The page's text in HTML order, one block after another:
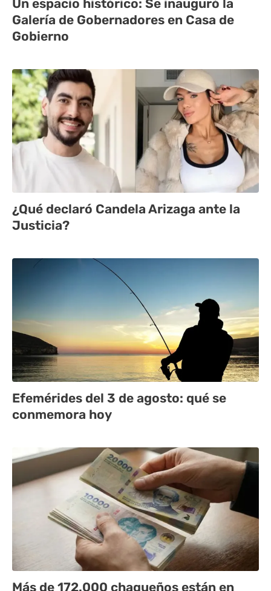
Un espacio histórico: Se inauguró la
Galería de Gobernadores en Casa de
Gobierno
¿Qué declaró Candela Arizaga ante la
Justicia?
Efemérides del 3 de agosto: qué se
conmemora hoy
Más de 172.000 chaqueños están en